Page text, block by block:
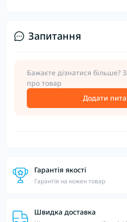
Запитання
Бажаєте дізнатися більше?
про товар
Додати
Гарантія якості
Гарантія на кожен товар
Швидка доставка